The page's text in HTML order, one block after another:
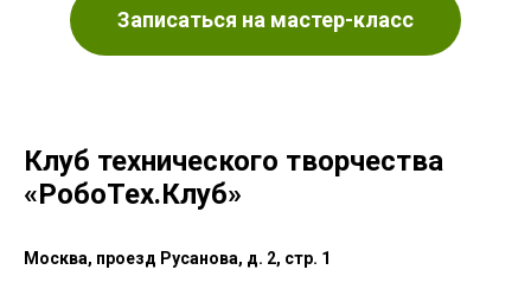
Записаться на мастер-класс
Клуб технического творчества
«РобоТех.Клуб»
Москва, проезд Русанова, д. 2, стр. 1